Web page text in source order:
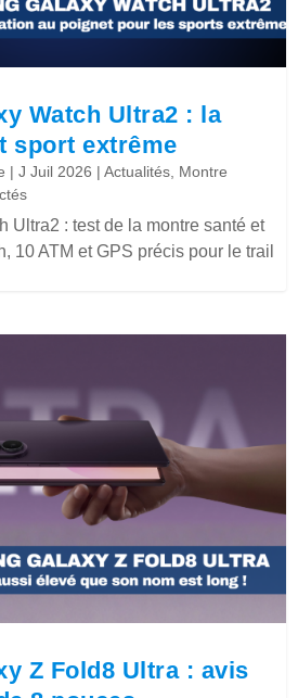
Watch Ultra2 : la
sport extrême
|J Juil 2026 |Actualités Montre
Ultra2 : test de la montre santé et
10 ATM et GPS précis pour le trail
Z Fold8 Ultra : avis